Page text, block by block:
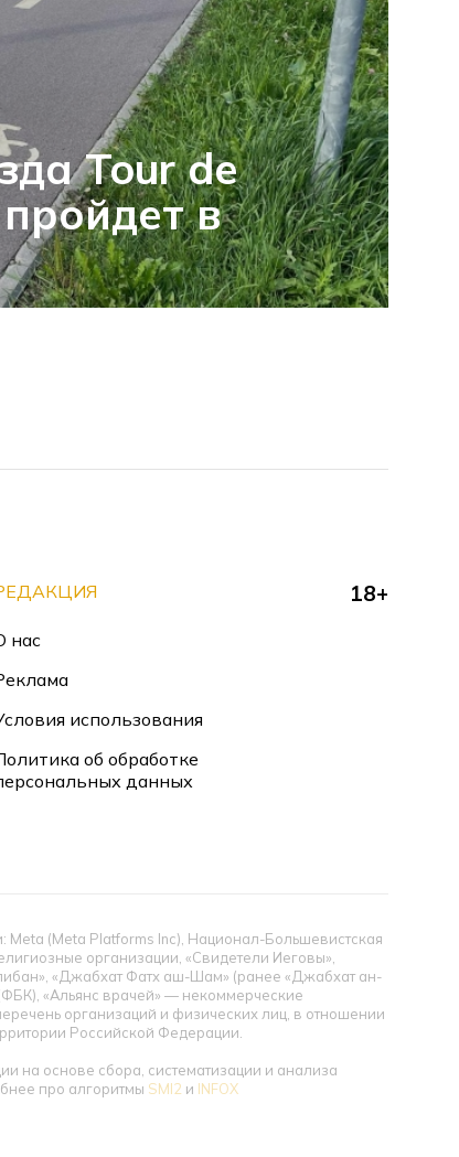
Tour de
в
нас
использования
об обработке
данных
18+
(Meta Platforms Inc), Национал-Большевистская
организации, «Свидетели Иеговы»,
«Джабхат Фатх аш-Шам» (ранее «Джабхат ан-
«Альянс врачей» — некоммерческие
организаций и физических лиц, в отношении
Российской Федерации.
на основе сбора, систематизации и анализа
про алгоритмы SMI2 и INFOX